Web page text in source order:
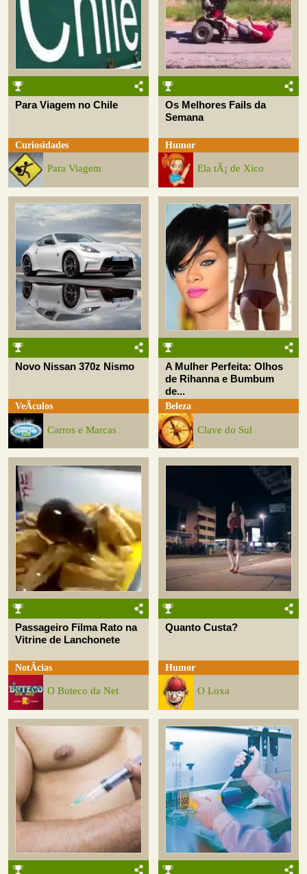
Para Viagem no Chile
Curiosidades
Para Viagem
Os Melhores Fails da
Semana
Humor
Ela tÃ¡ de Xico
Novo Nissan 370z Nismo
VeÃ­culos
Carros e Marcas
A Mulher Perfeita: Olhos
de Rihanna e Bumbum
de...
Beleza
Clave do Sul
Passageiro Filma Rato na
Vitrine de Lanchonete
NotÃ­cias
O Buteco da Net
Quanto Custa?
Humor
O Loxa